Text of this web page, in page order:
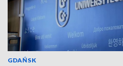
GDAŃSK